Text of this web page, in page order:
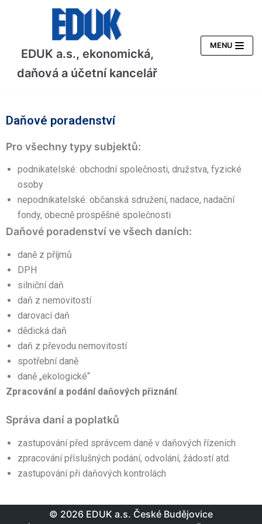
EDUK a.s., ekonomická,
daňová a účetní kancelář
MENU
Daňové poradenství
Pro všechny typy subjektů:
podnikatelské: obchodní společnosti, družstva, fyzické
osoby
nepodnikatelské: občanská sdružení, nadace, nadační
fondy, obecně prospěšné společnosti
Daňové poradenství ve všech daních:
daně z příjmů
DPH
silniční daň
daň z nemovitostí
darovací daň
dědická daň
daň z převodu nemovitostí
spotřební daně
daně „ekologické“
Zpracování a podání daňových přiznání.
Správa daní a poplatků
zastupování před správcem daně v daňových řízeních
zpracování příslušných podání, odvolání, žádostí atd.
zastupování při daňových kontrolách
© 2026 EDUK a.s. České Budějovice